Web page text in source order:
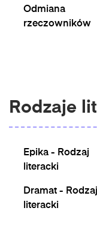
Odmiana
rzeczowników
Rodzaje
Epika - Rodzaj
literacki
Dramat - Rodzaj
literacki